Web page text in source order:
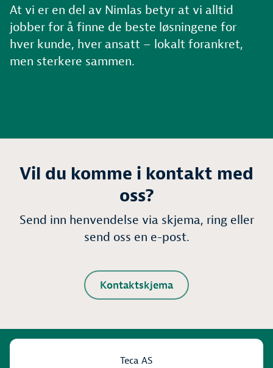
At vi er en del av Nimlas betyr at vi alltid
jobber for å finne de beste løsningene for
hver kunde, hver ansatt – lokalt forankret,
men sterkere sammen.
Vil du komme i kontakt med
oss?
Send inn henvendelse via skjema, ring eller
send oss en e-post.
Kontaktskjema
Teca AS